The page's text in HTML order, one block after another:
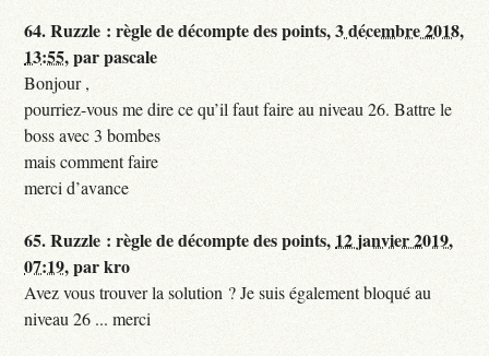
64.Ruzzle : règle de décompte des points,3 décembre 2018,
13:55,parpascale
Bonjour ,
pourriez-vous me dire ce qu’il faut faire au niveau 26. Battre le
boss avec 3 bombes
mais comment faire
merci d’avance
65.Ruzzle : règle de décompte des points, 12 janvier 2019,
07:19,parkro
Avez vous trouver la solution ? Je suis également bloqué au
niveau 26 ... merci